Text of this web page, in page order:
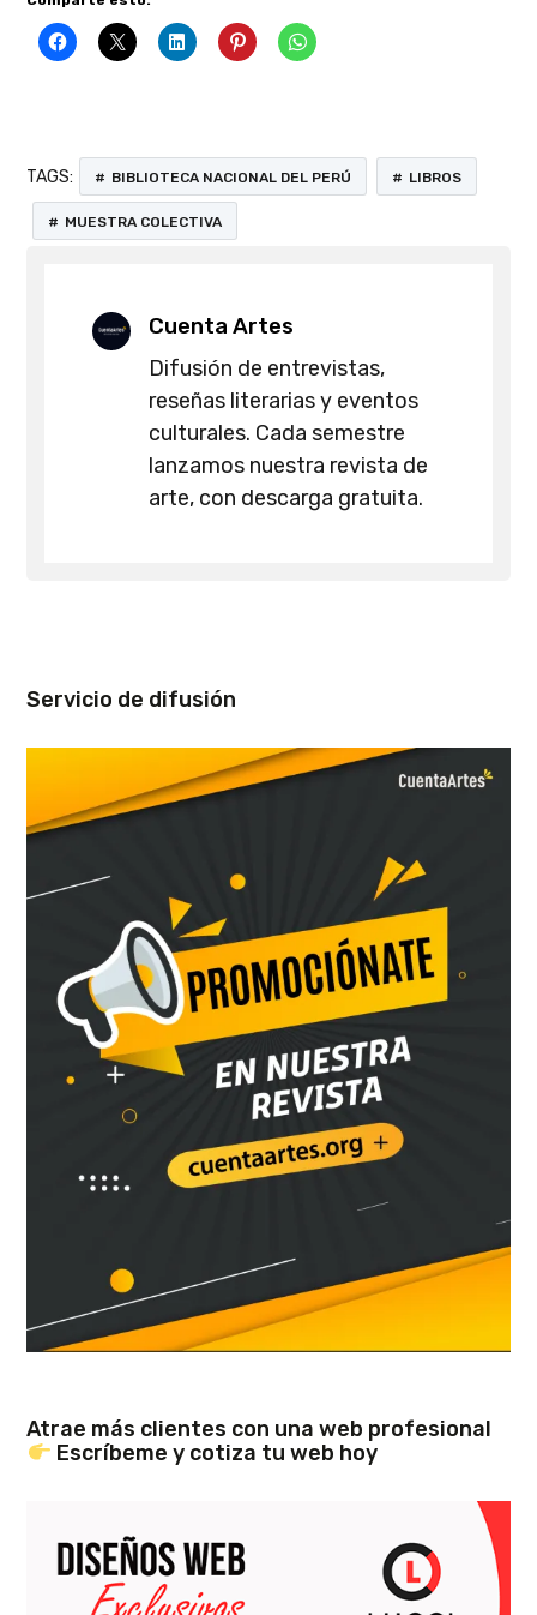
TAGS: BIBLIOTECA NACIONAL DEL PERÚ LIBROS
MUESTRA COLECTIVA
Cuenta Artes
Difusión de entrevistas,
reseñas literarias y eventos
culturales. Cada semestre
lanzamos nuestra revista de
arte, con descarga gratuita.
Servicio de difusión
Atrae más clientes con una web profesional
Escríbeme y cotiza tu web hoy